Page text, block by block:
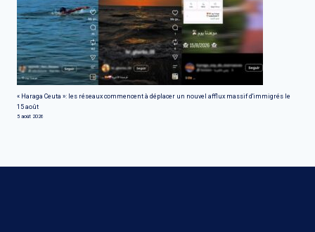
« Haraga Ceuta »: les réseaux commencent à déplacer un nouvel afflux massif d'immigrés le
15 août
5 août 2026